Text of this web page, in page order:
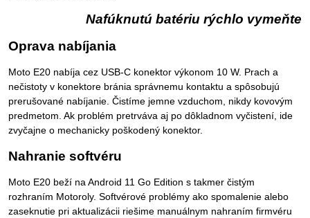
Nafúknutú batériu rýchlo vymeňte
Oprava nabíjania
Moto E20 nabíja cez USB-C konektor výkonom 10 W. Prach a
nečistoty v konektore bránia správnemu kontaktu a spôsobujú
prerušované nabíjanie. Čistíme jemne vzduchom, nikdy kovovým
predmetom. Ak problém pretrváva aj po dôkladnom vyčistení, ide
zvyčajne o mechanicky poškodený konektor.
Nahranie softvéru
Moto E20 beží na Android 11 Go Edition s takmer čistým
rozhraním Motoroly. Softvérové problémy ako spomalenie alebo
zaseknutie pri aktualizácii riešime manuálnym nahraním firmvéru